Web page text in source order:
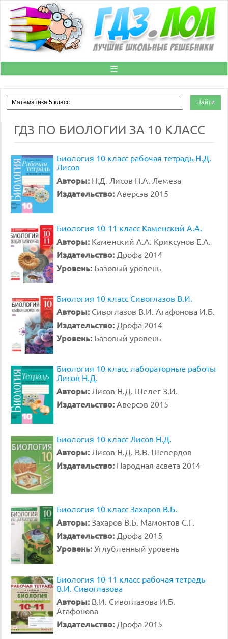
☰
ГДЗ ПО БИОЛОГИИ ЗА 10 КЛАСС
Биология 10 класс рабочая тетрадь Н.Д.
Лисов
Авторы: Н.Д. Лисов Н.А. Лемеза
Издательство: Аверсэв 2015
Биология 10-11 класс Каменский А.А.
Авторы: Каменский А.А. Криксунов Е.А.
Издательство: Дрофа 2014
Уровень: Базовый уровень
Биология 10 класс Сивоглазов В.И.
Авторы: Сивоглазов В.И. Агафонова И.Б.
Издательство: Дрофа 2014
Уровень: Базовый уровень
Биология 10 класс лабораторные работы
Лисов Н.Д.
Авторы: Лисов Н.Д. Шелег З.И.
Издательство: Аверсэв 2015
Биология 10 класс Лисов Н.Д.
Авторы: Лисов Н.Д. В.В. Шевердов
Издательство: Народная асвета 2014
Биология 10 класс Захаров В.Б.
Авторы: Захаров В.Б. Мамонтов С.Г.
Издательство: Дрофа 2015
Уровень: Углубленный уровень
Биология 10-11 класс рабочая тетрадь
В.И. Сивоглазова
Авторы: В.И. Сивоглазова И.Б.
Агафонова
Издательство: Дрофа 2015